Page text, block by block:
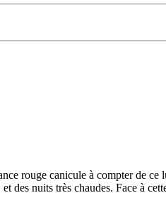
rouge canicule à compter de
des nuits très chaudes. Face à